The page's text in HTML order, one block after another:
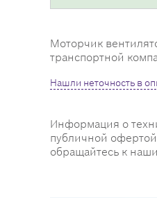
Моторчик
транспортной
Нашли неточность в
Информация о
публичной
обращайтесь к